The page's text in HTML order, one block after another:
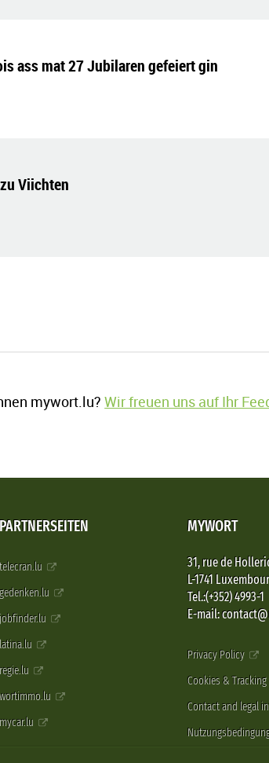
ass mat 27 Jubilaren gefeiert gin
Viichten
mywort.lu?Wir freuen uns auf Ihr
PARTNERSEITEN
telecran.lu
gedenken.lu
jobfinder.lu
latina.lu
regie.lu
wortimmo.lu
mycar.lu
MYWORT
31, rue de
L-1741
Tel.:(+352) 4993-1
E-mail:
Privacy Policy
Cookies & Tracking
Contact and legal